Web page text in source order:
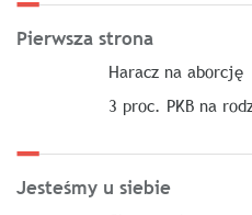
Pierwsza strona
Haracz na aborcję
3 proc. PKB na
Jesteśmy u siebie